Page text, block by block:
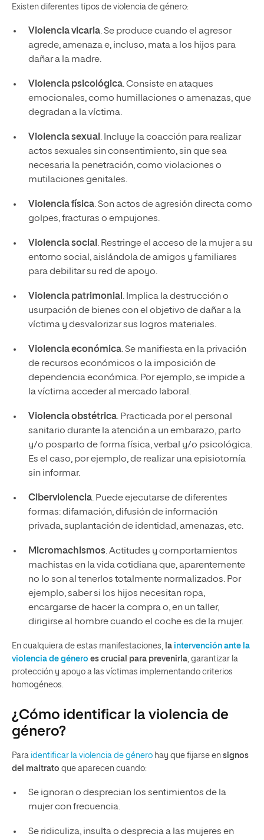
Existen diferentes tipos de violencia de género:
Violencia vicaria. Se produce cuando el agresor
agrede, amenaza e, incluso, mata a los hijos para
dañar a la madre.
Violencia psicológica. Consiste en ataques
emocionales, como humillaciones o amenazas, que
degradan a la víctima.
Violencia sexual . Incluye la coacción para realizar
actos sexuales sin consentimiento, sin que sea
necesaria la penetración, como violaciones o
mutilaciones genitales.
Violencia física. Son actos de agresión directa como
golpes, fracturas o empujones.
Violencia social . Restringe el acceso de la mujer a su
entorno social, aislándola de amigos y familiares
para debilitar su red de apoyo.
Violencia patrimonial . Implica la destrucción o
usurpación de bienes con el objetivo de dañar a la
víctima y desvalorizar sus logros materiales.
Violencia económica. Se manifiesta en la privación
de recursos económicos o la imposición de
dependencia económica. Por ejemplo, se impide a
la víctima acceder al mercado laboral.
Violencia obstétrica. Practicada por el personal
sanitario durante la atención a un embarazo, parto
y/o posparto de forma física, verbal y/o psicológica.
Es el caso, por ejemplo, de realizar una episiotomía
sin informar.
Ciberviolencia. Puede ejecutarse de diferentes
formas: difamación, difusión de información
privada, suplantación de identidad, amenazas, etc.
Micromachismos. Actitudes y comportamientos
machistas en la vida cotidiana que, aparentemente
no lo son al tenerlos totalmente normalizados. Por
ejemplo, saber si los hijos necesitan ropa,
encargarse de hacer la compra o, en un taller,
dirigirse al hombre cuando el coche es de la mujer.
En cualquiera de estas manifestaciones, la intervención ante la
violencia de género es crucial para prevenirla, garantizar la
protección y apoyo a las víctimas implementando criterios
homogéneos.
¿Cómo identificar la violencia de
género?
Para identificar la violencia de género hay que fijarse en signos
del maltrato que aparecen cuando:
Se ignoran o desprecian los sentimientos de la
mujer con frecuencia.
Se ridiculiza, insulta o desprecia a las mujeres en